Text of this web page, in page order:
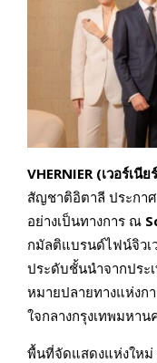
VHERNIER (เวอร์เนีย
สัญชาติอิตาลี ประกา
อย่างเป็นทางการ ณ
กมัลติแบรนด์ไฟน์จิวเ
ประดับชั้นนำจากประ
หมายปลายทางแห่งก
ใจกลางกรุงเทพมหาน
พื้นที่จัดแสดงแห่งใหม่